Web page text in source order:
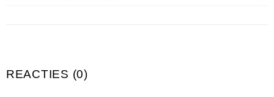
REACTIES (0)